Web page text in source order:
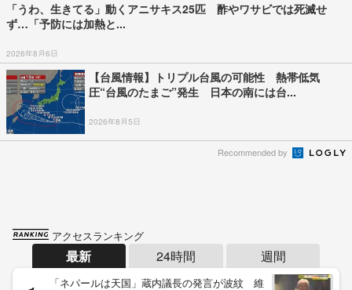
「うわ、生きてる」動くアニサキス25匹 酢やワサビでは死滅せ
ず…「予防には加熱と...
2026年8月6日
【台風情報】トリプル台風の可能性 熱帯低気
圧“台風のたまご”発生 日本の南には台...
2026年8月5日
Recommended by
アクセスランキング
最新 24時間 週間
「ネパールは天国」蔵内議長の発言が波紋 維